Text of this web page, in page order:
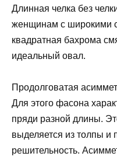
Длинная челка без
женщинам с широкими
квадратная бахрома
идеальный овал.
Продолговатая
Для этого фасона
пряди разной длины.
выделяется из толпы и
решительность.